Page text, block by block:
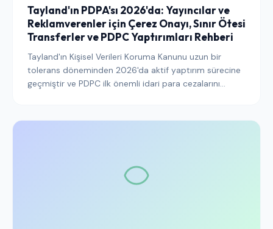
Tayland'ın PDPA'sı 2026'da: Yayıncılar ve
Reklamverenler için Çerez Onayı, Sınır Ötesi
Transferler ve PDPC Yaptırımları Rehberi
Tayland'ın Kişisel Verileri Koruma Kanunu uzun bir
tolerans döneminden 2026'da aktif yaptırım sürecine
geçmiştir ve PDPC ilk önemli idari para cezalarını